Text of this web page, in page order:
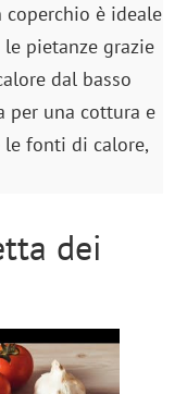
coperchio è ideale
pietanze grazie
dal basso
per una cottura e
fonti di calore,
dei